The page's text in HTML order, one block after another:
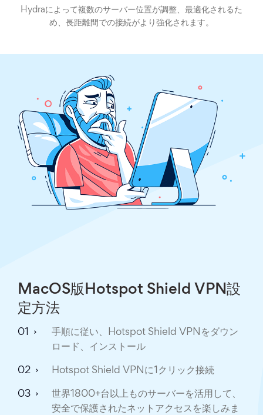
Hydraによって複数のサーバー位置が調整、最適化されるた
め、長距離間での接続がより強化されます。
MacOS版Hotspot Shield VPN設
定方法
手順に従い、Hotspot Shield VPNをダウン
ロード、インストール
Hotspot Shield VPNに1クリック接続
世界1800+台以上ものサーバーを活用して、
安全で保護されたネットアクセスを楽しみま